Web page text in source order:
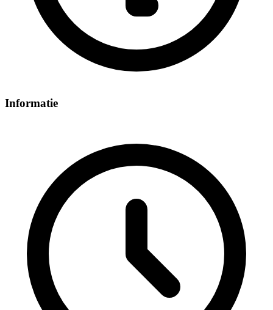
Informatie